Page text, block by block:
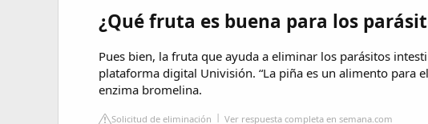
¿Qué fruta es buena para los
Pues bien, la fruta que ayuda a eliminar los parásitos
plataforma digital Univisión. “La piña es un alimento para
enzima bromelina.
Solicitud de eliminación Ver respuesta completa en semana.com